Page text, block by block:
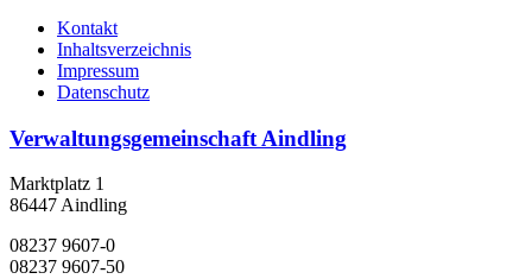
Kontakt
Inhaltsverzeichnis
Impressum
Datenschutz
Verwaltungsgemeinschaft Aindling
Marktplatz 1
86447 Aindling
08237 9607-0
08237 9607-50